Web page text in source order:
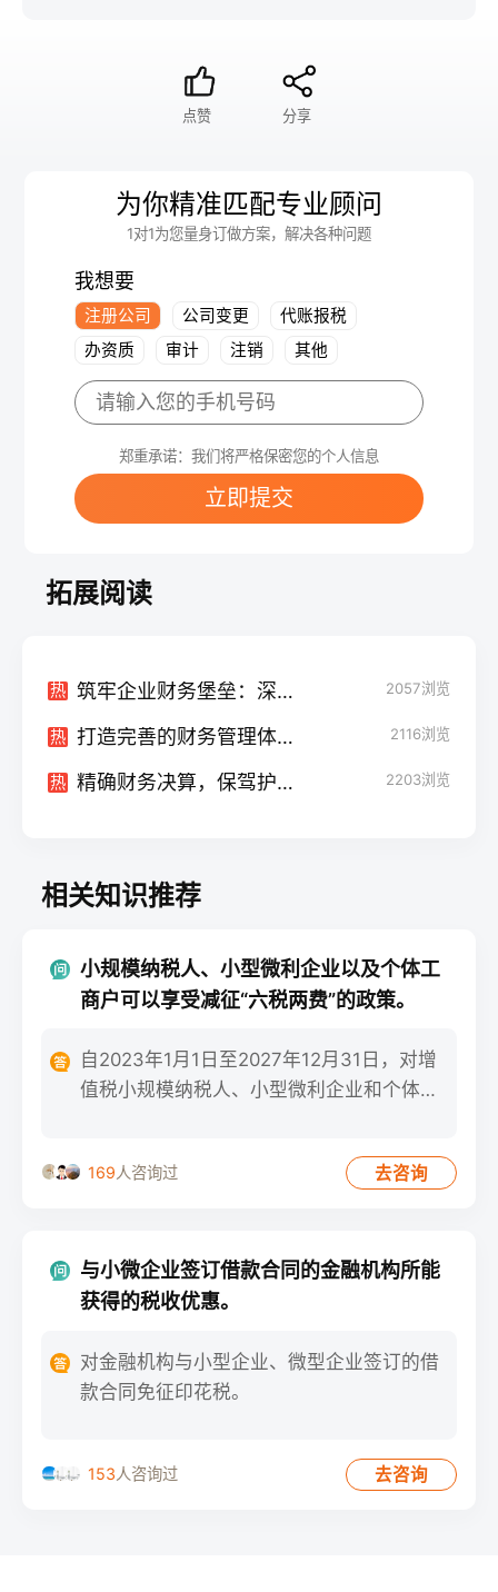
点赞 分享
为你精准匹配专业顾问
1对1为您量身订做方案，解决各种问题
我想要
注册公司 公司变更
代账报税
办资质
审计 注销 其他
郑重承诺：我们将严格保密您的个人信息
立即提交
拓展阅读
热 筑牢企业财务堡垒：深入解析融筹资管理制度 2057浏览
热 打造完善的财务管理体系：如何制定财务报销制度及流程 2116浏览
热 精确财务决算，保驾护航——《资产减值准备管理制度》 2203浏览
相关知识推荐
小规模纳税人、小型微利企业以及个体工
商户可以享受减征“六税两费”的政策。
自2023年1月1日至2027年12月31日，对增
值税小规模纳税人、小型微利企业和个体工
169人咨询过 去咨询
与小微企业签订借款合同的金融机构所能
获得的税收优惠。
对金融机构与小型企业、微型企业签订的借
款合同免征印花税。
153人咨询过 去咨询